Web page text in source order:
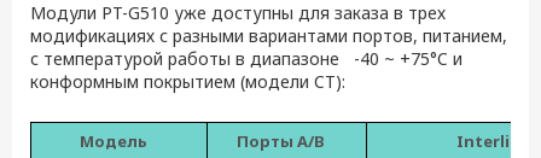
Модули PT-G510 уже доступны для заказа в трех
модификациях с разными вариантами портов, питанием,
с температурой работы в диапазоне -40 ~ +75°C и
конформным покрытием (модели CT):
Модель Порты А/В
Interlink